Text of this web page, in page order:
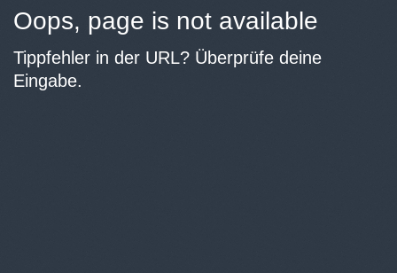
Oops, page is not available
Tippfehler in der URL? Überprüfe deine
Eingabe.